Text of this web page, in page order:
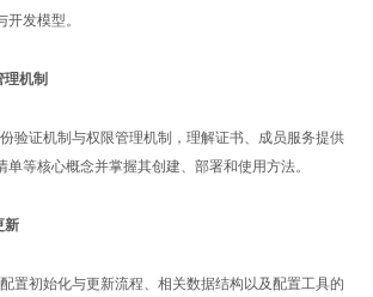
开发模型。
理机制
验证机制与权限管理机制，理解证书、成员服务提供
单等核心概念并掌握其创建、部署和使用方法。
新
置初始化与更新流程、相关数据结构以及配置工具的